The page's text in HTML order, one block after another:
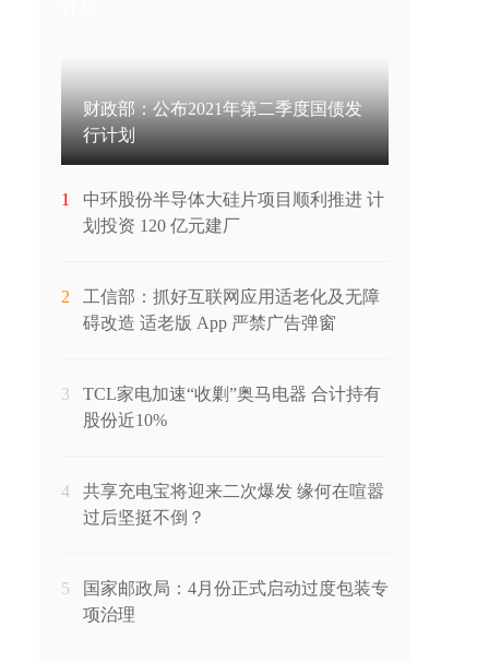
财政部：公布2021年第二季度国债发
行计划
1
中环股份半导体大硅片项目顺利推进 计
划投资 120 亿元建厂
2
工信部：抓好互联网应用适老化及无障
碍改造 适老版 App 严禁广告弹窗
3
TCL家电加速“收剿”奥马电器 合计持有
股份近10%
4
共享充电宝将迎来二次爆发 缘何在喧嚣
过后坚挺不倒？
5
国家邮政局：4月份正式启动过度包装专
项治理